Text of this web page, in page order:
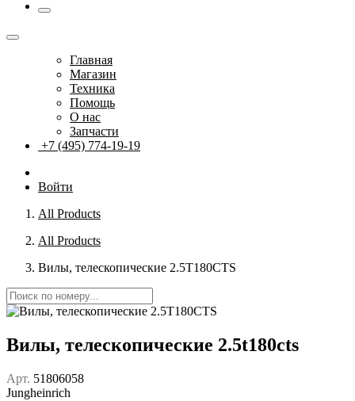
Главная
Магазин
Техника
Помощь
О нас
Запчасти
+7 (495) 774-19-19
Войти
All Products
All Products
Вилы, телескопические 2.5T180CTS
Вилы, телескопические 2.5t180cts
Арт. 51806058
Jungheinrich